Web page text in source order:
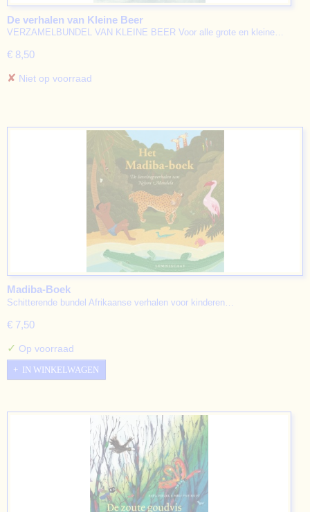
De verhalen van Kleine Beer
VERZAMELBUNDEL VAN KLEINE BEER Voor alle grote en kleine…
€ 8,50
✘ Niet op voorraad
Madiba-Boek
Schitterende bundel Afrikaanse verhalen voor kinderen…
€ 7,50
✓ Op voorraad
IN WINKELWAGEN